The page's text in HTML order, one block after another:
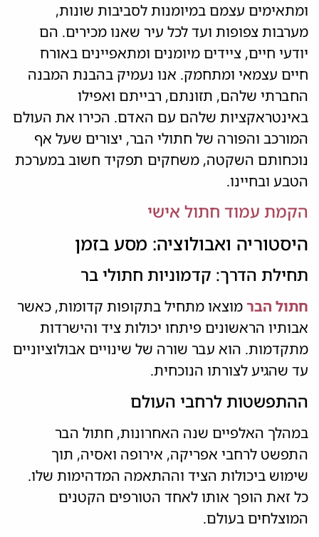
ומתאימים עצמם במיומנות לסביבות שונות,
מערבות צפופות ועד לכל עיר שאנו מכירים. הם
יודעי חיים, ציידים מיומנים ומתאפיינים באורח
חיים עצמאי ומתחמק. אנו נעמיק בהבנת המבנה
החברתי שלהם, תזונתם, רבייתם ואפילו
באינטראקציות שלהם עם האדם. הכירו את העולם
המורכב והפורה של חתולי הבר, יצורים שעל אף
נוכחותם השקטה, משחקים תפקיד חשוב במערכת
הטבע ובחיינו.
הקמת עמוד חתול אישי
היסטוריה ואבולוציה: מסע בזמן
תחילת הדרך: קדמוניות חתולי בר
חתול הברמוצאו מתחיל בתקופות קדומות, כאשר
אבותיו הראשונים פיתחו יכולות ציד והישרדות
מתקדמות. הוא עבר שורה של שינויים אבולוציוניים
עד שהגיע לצורתו הנוכחית.
ההתפשטות לרחבי העולם
במהלך האלפיים שנה האחרונות, חתול הבר
התפשט לרחבי אפריקה, אירופה ואסיה, תוך
שימוש ביכולות הציד וההתאמה המדהימות שלו.
כל זאת הופך אותו לאחד הטורפים הקטנים
המוצלחים בעולם.